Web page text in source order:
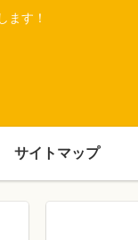
ます！
サイトマップ